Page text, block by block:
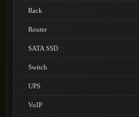
Rack
Router
SATA SSD
Switch
UPS
VoIP